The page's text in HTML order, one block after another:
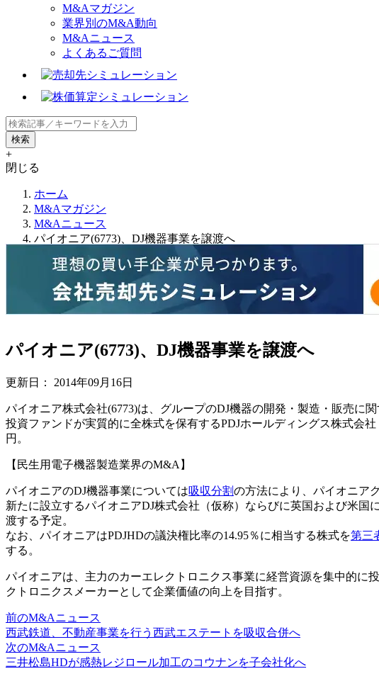
M&Aマガジン
業界別のM&A動向
M&Aニュース
よくあるご質問
+
閉じる
ホーム
M&Aマガジン
M&Aニュース
パイオニア(6773)、DJ機器事業を譲渡へ
パイオニア(6773)、DJ機器事業を譲渡へ
更新日： 2014年09月16日
パイオニア株式会社(6773)は、グループのDJ機器の開発・製造・販売に関
投資ファンドが実質的に全株式を保有するPDJホールディングス株式会
円。
【民生用電子機器製造業界のM&A】
パイオニアのDJ機器事業については吸収分割の方法により、パイオニア
新たに設立するパイオニアDJ株式会社（仮称）ならびに英国および米
渡する予定。
なお、パイオニアはPDJHDの議決権比率の14.95％に相当する株式を第三
する。
パイオニアは、主力のカーエレクトロニクス事業に経営資源を集中的に
クトロニクスメーカーとして企業価値の向上を目指す。
前のM&Aニュース
西武鉄道、不動産事業を行う西武エステートを吸収合併へ
次のM&Aニュース
三井松島HDが感熱レジロール加工のコウナンを子会社化へ